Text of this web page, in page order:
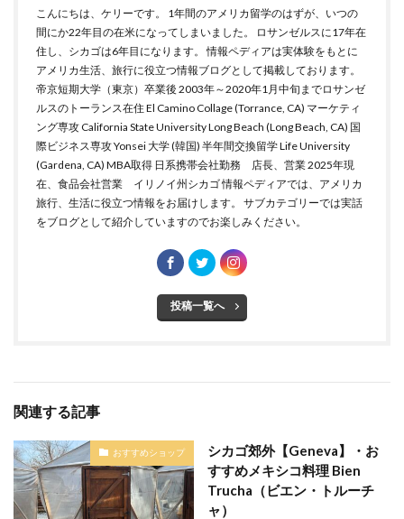
こんにちは、ケリーです。 1年間のアメリカ留学のはずが、いつの
間にか22年目の在米になってしまいました。 ロサンゼルスに17年在
住し、シカゴは6年目になります。 情報ペディアは実体験をもとに
アメリカ生活、旅行に役立つ情報ブログとして掲載しております。
帝京短期大学（東京）卒業後 2003年～2020年1月中旬までロサンゼ
ルスのトーランス在住 El Camino Collage (Torrance, CA) マーケティ
ング専攻 California State University Long Beach (Long Beach, CA) 国
際ビジネス専攻 Yonsei 大学 (韓国) 半年間交換留学 Life University
(Gardena, CA) MBA取得 日系携帯会社勤務 店長、営業 2025年現
在、食品会社営業 イリノイ州シカゴ 情報ペディアでは、アメリカ
旅行、生活に役立つ情報をお届けします。 サブカテゴリーでは実話
をブログとして紹介していますのでお楽しみください。
投稿一覧へ
関連する記事
おすすめショップ
シカゴ郊外【Geneva】・お
すすめメキシコ料理 Bien
Trucha（ビエン・トルーチ
ャ）